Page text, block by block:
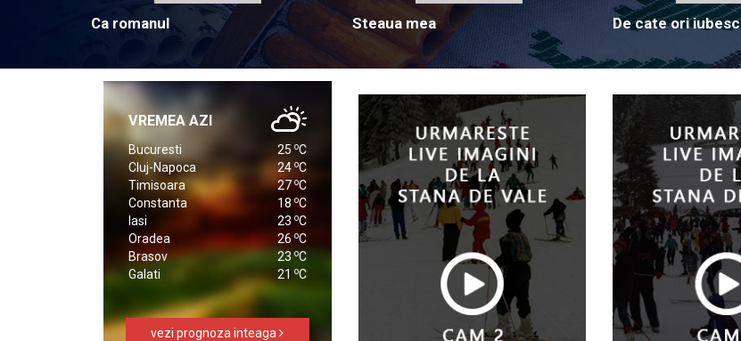
Ca romanul Steaua mea De cate ori iubesc
VREMEA AZI
Bucuresti 25 oC
Cluj-Napoca
24 oC
Timisoara
27oC
Constanta
18 oC
Iasi
23 oC
Oradea
26 oC
Brasov
23 oC
Galati
21 oC
vezi prognoza inteaga